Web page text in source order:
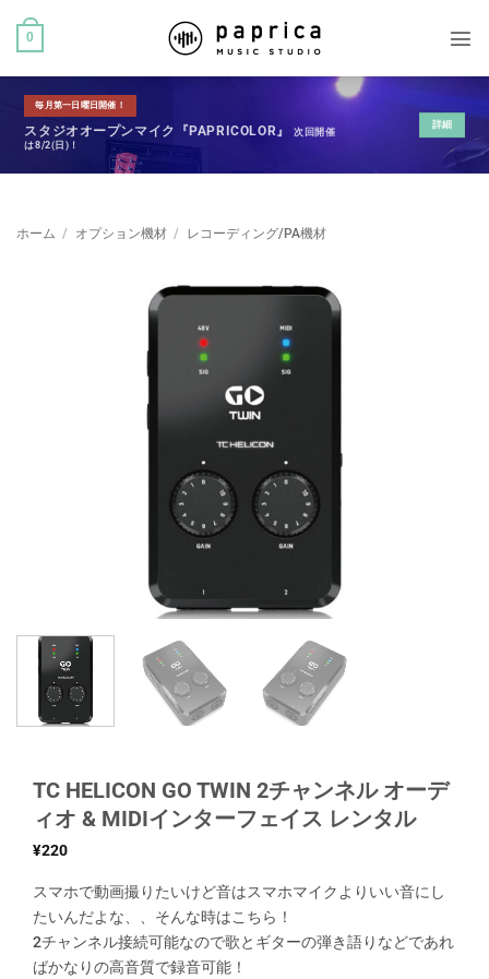
0
毎月第一日曜日開催！
スタジオオープンマイク『PAPRICOLOR』次回開催
は8/2(日)！
詳細
ホーム / オプション機材 / レコーディング/PA機材
TC HELICON GO TWIN 2チャンネル オーデ
ィオ & MIDIインターフェイス レンタル
¥220
スマホで動画撮りたいけど音はスマホマイクよりいい音にし
たいんだよな、、そんな時はこちら！
2チャンネル接続可能なので歌とギターの弾き語りなどであれ
ばかなりの高音質で録音可能！